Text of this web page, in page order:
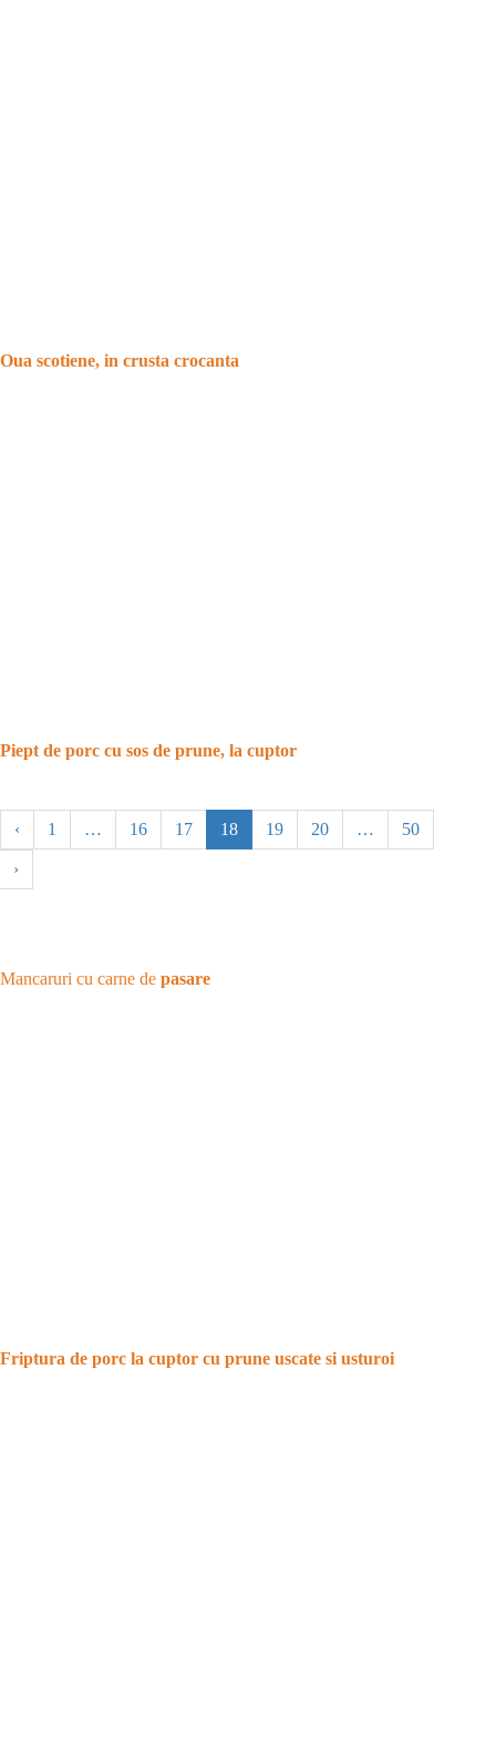
Oua scotiene, in crusta crocanta
Piept de porc cu sos de prune, la cuptor
‹ 1 … 16 17 18 19 20 … 50
›
Mancaruri cu carne de pasare
Friptura de porc la cuptor cu prune uscate si usturoi